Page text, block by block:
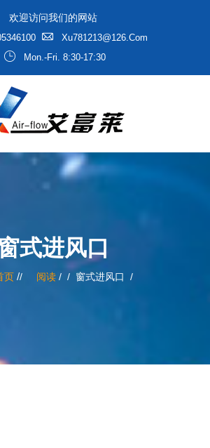
欢迎访问我们的网站
Xu781213@126.com
Mon.-Fri. 8:30-17:30
式进风口
页/ 阅读/ 窗式进风口